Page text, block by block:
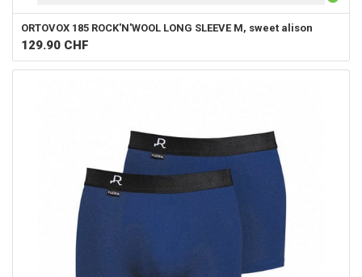
ORTOVOX 185 ROCK'N'WOOL LONG SLEEVE M, sweet alison
129.90 CHF